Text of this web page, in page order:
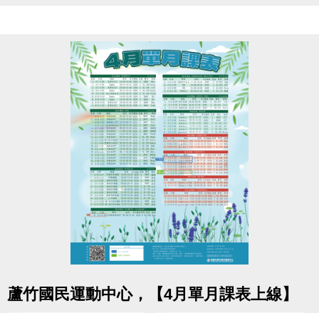
◆【舊生定義】
報名完整3-4月期課、4月單月課程
且開班成功，無中途退費之學員
04/11-04/30 不分新舊生
APP報名享95折優惠
04/30 前 本期臨櫃報名
《 有 加碼優惠 喔 》
同一人報名三門以上 → 88折優惠
同一人報名兩門以上 → 9折優惠
連絡資訊
蘆竹國民運動中心，【4月單月課表上線】